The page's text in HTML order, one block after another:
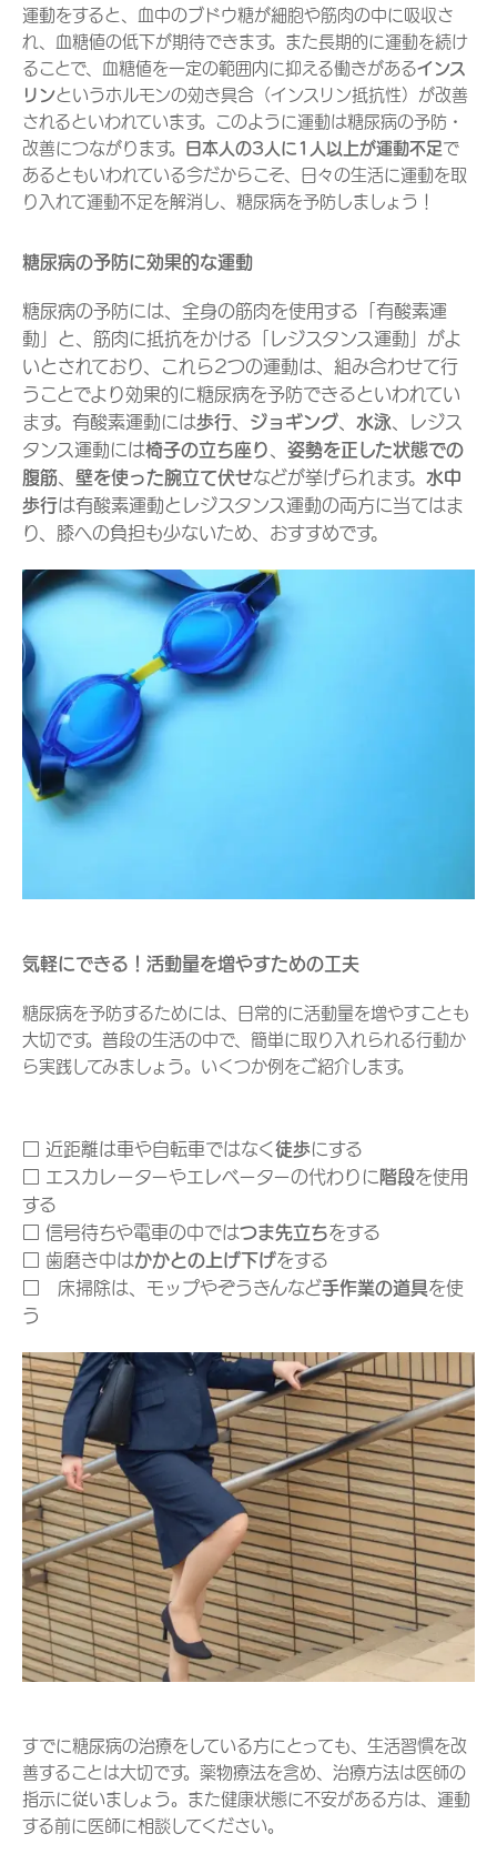
運動をすると、血中のブドウ糖が細胞や筋肉の中に吸収さ
れ、血糖値の低下が期待できます。また長期的に運動を続け
ることで、血糖値を一定の範囲内に抑える働きがあるインス
リンというホルモンの効き具合（インスリン抵抗性）が改善
されるといわれています。このように運動は糖尿病の予防・
改善につながります。 日本人の3人に1人以上が運動不足で
あるともいわれている今だからこそ、日々の生活に運動を取
り入れて運動不足を解消し、糖尿病を予防しましょう！
糖尿病の予防に効果的な運動
糖尿病の予防には、全身の筋肉を使用する「有酸素運
動」と、筋肉に抵抗をかける「レジスタンス運動」がよ
いとされており、これら2つの運動は、組み合わせて行
うことでより効果的に糖尿病を予防できるといわれてい
ます。有酸素運動には歩行 ジョギング 水泳 、レジス
タンス運動には椅子の立ち座り
姿勢を正した状態での
腹筋
壁を使った腕立て伏せなどが挙げられます。 水中
歩行は有酸素運動とレジスタンス運動の両方に当てはま
り、膝への負担も少ないため、おすすめです。
気軽にできる！活動量を増やすための工夫
糖尿病を予防するためには、日常的に活動量を増やすことも
大切です。普段の生活の中で、簡単に取り入れられる行動か
ら実践してみましょう。いくつか例をご紹介します。
□ 近距離は車や自転車ではなく徒歩にする
□ エスカレーターやエレベーターの代わりに 階段を使用
する
□ 信号待ちや電車の中ではつま先立ちをする
□ 歯磨き中はかかとの上げ下げをする
□ 床掃除は、モップやぞうきんなど手作業の道具を使
う
すでに糖尿病の治療をしている方にとっても、生活習慣を改
善することは大切です。薬物療法を含め、治療方法は医師の
指示に従いましょう。また健康状態に不安がある方は、運動
する前に医師に相談してください。